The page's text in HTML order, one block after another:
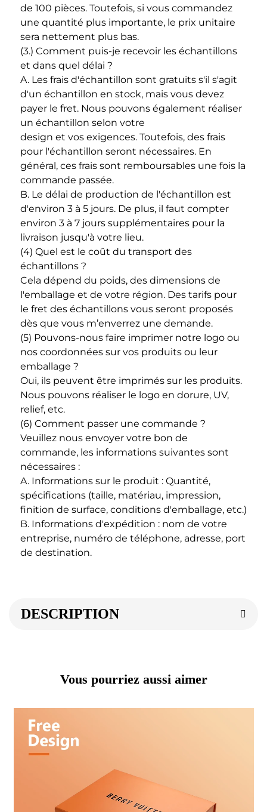
de 100 pièces. Toutefois, si vous commandez
une quantité plus importante, le prix unitaire
sera nettement plus bas.
(3.) Comment puis-je recevoir les échantillons
et dans quel délai ?
A. Les frais d'échantillon sont gratuits s'il s'agit
d'un échantillon en stock, mais vous devez
payer le fret. Nous pouvons également réaliser
un échantillon selon votre
design et vos exigences. Toutefois, des frais
pour l'échantillon seront nécessaires. En
général, ces frais sont remboursables une fois la
commande passée.
B. Le délai de production de l'échantillon est
d'environ 3 à 5 jours. De plus, il faut compter
environ 3 à 7 jours supplémentaires pour la
livraison jusqu'à votre lieu.
(4) Quel est le coût du transport des
échantillons ?
Cela dépend du poids, des dimensions de
l'emballage et de votre région. Des tarifs pour
le fret des échantillons vous seront proposés
dès que vous m’enverrez une demande.
(5) Pouvons-nous faire imprimer notre logo ou
nos coordonnées sur vos produits ou leur
emballage ?
Oui, ils peuvent être imprimés sur les produits.
Nous pouvons réaliser le logo en dorure, UV,
relief, etc.
(6) Comment passer une commande ?
Veuillez nous envoyer votre bon de
commande, les informations suivantes sont
nécessaires :
A. Informations sur le produit : Quantité,
spécifications (taille, matériau, impression,
B. Informations d'expédition : nom de votre
entreprise, numéro de téléphone, adresse, port
de destination.
DESCRIPTION
Vous pourriez aussi aimer